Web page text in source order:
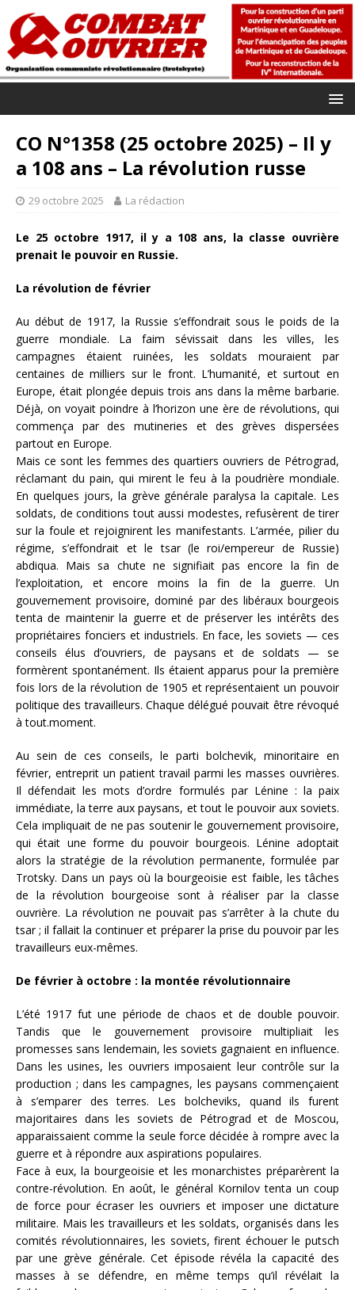
CO N°1358 (25 octobre 2025) – Il y
a 108 ans – La révolution russe
29 octobre 2025 La rédaction
Le 25 octobre 1917, il y a 108 ans, la classe ouvrière
prenait le pouvoir en Russie.
La révolution de février
Au début de 1917, la Russie s’effondrait sous le poids de la
guerre mondiale. La faim sévissait dans les villes, les
campagnes étaient ruinées, les soldats mouraient par
centaines de milliers sur le front. L’humanité, et surtout en
Europe, était plongée depuis trois ans dans la même barbarie.
Déjà, on voyait poindre à l’horizon une ère de révolutions, qui
commença par des mutineries et des grèves dispersées
partout en Europe.
Mais ce sont les femmes des quartiers ouvriers de Pétrograd,
réclamant du pain, qui mirent le feu à la poudrière mondiale.
En quelques jours, la grève générale paralysa la capitale. Les
soldats, de conditions tout aussi modestes, refusèrent de tirer
sur la foule et rejoignirent les manifestants. L’armée, pilier du
régime, s’effondrait et le tsar (le roi/empereur de Russie)
abdiqua. Mais sa chute ne signifiait pas encore la fin de
l’exploitation, et encore moins la fin de la guerre. Un
gouvernement provisoire, dominé par des libéraux bourgeois
tenta de maintenir la guerre et de préserver les intérêts des
propriétaires fonciers et industriels. En face, les soviets — ces
conseils élus d’ouvriers, de paysans et de soldats — se
formèrent spontanément. Ils étaient apparus pour la première
fois lors de la révolution de 1905 et représentaient un pouvoir
politique des travailleurs. Chaque délégué pouvait être révoqué
à tout.moment.
Au sein de ces conseils, le parti bolchevik, minoritaire en
février, entreprit un patient travail parmi les masses ouvrières.
Il défendait les mots d’ordre formulés par Lénine : la paix
immédiate, la terre aux paysans, et tout le pouvoir aux soviets.
Cela impliquait de ne pas soutenir le gouvernement provisoire,
qui était une forme du pouvoir bourgeois. Lénine adoptait
alors la stratégie de la révolution permanente, formulée par
Trotsky. Dans un pays où la bourgeoisie est faible, les tâches
de la révolution bourgeoise sont à réaliser par la classe
ouvrière. La révolution ne pouvait pas s’arrêter à la chute du
tsar ; il fallait la continuer et préparer la prise du pouvoir par les
travailleurs eux-mêmes.
De février à octobre : la montée révolutionnaire
L’été 1917 fut une période de chaos et de double pouvoir.
Tandis que le gouvernement provisoire multipliait les
promesses sans lendemain, les soviets gagnaient en influence.
Dans les usines, les ouvriers imposaient leur contrôle sur la
production ; dans les campagnes, les paysans commençaient
à s’emparer des terres. Les bolcheviks, quand ils furent
majoritaires dans les soviets de Pétrograd et de Moscou,
apparaissaient comme la seule force décidée à rompre avec la
guerre et à répondre aux aspirations populaires.
Face à eux, la bourgeoisie et les monarchistes préparèrent la
contre-révolution. En août, le général Kornilov tenta un coup
de force pour écraser les ouvriers et imposer une dictature
militaire. Mais les travailleurs et les soldats, organisés dans les
comités révolutionnaires, les soviets, firent échouer le putsch
par une grève générale. Cet épisode révéla la capacité des
masses à se défendre, en même temps qu’il révélait la